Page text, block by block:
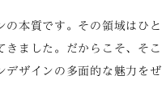
の本質です。その領域はひと
きました。だからこそ、そこ
デザインの多面的な魅力をぜ